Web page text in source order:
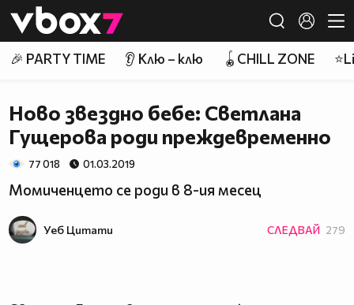
👾
🎉 PARTY TIME 👂 Клю – клю 🪀CHILL ZONE
Ново звездно бебе: Светлана
Гущерова роди преждевременно
77 018 01.03.2019
Момиченцето се роди в 8-ия месец
Уеб Цитати СЛЕДВАЙ 279